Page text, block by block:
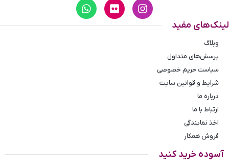
ورساچه است. صفحه‌ی این ساعت سفید و عقربه‌ها، طلایی و
اندکس‌های ساعت ترکیبی از خطی و لاتین هستند. اگر به درون
صفحه نگاه کنید، نام برند الکسا زیر ساعت 12 دیده می‌شود. در کنار
صفحه یک پیچ کوک برای تنظیم زمان وجود دارد. بند ساعت، فلزی
این بند از یک بافت ریز و درشت تشکیل شده است.
لینک‌های مفید
وبلاگ
پرسش‌های متداول
سیاست حریم خصوصی
شرایط و قوانین سایت
درباره ما
ارتباط با ما
اخذ نمایندگی
فروش همکار
آسوده خرید کنید